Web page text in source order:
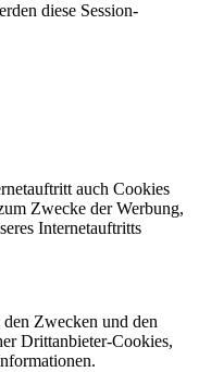
diese Session-
auch Cookies
Zwecke der Werbung,
Internetauftritts
Zwecken und den
Drittanbieter-Cookies,